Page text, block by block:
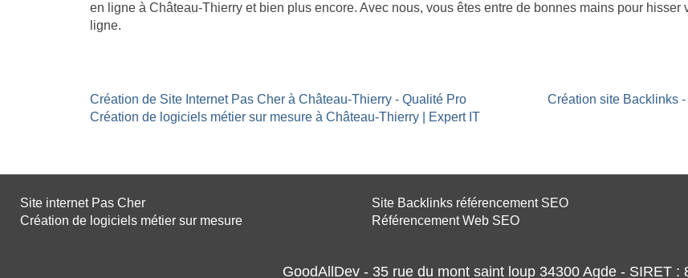
en ligne à Château-Thierry et bien plus encore. Avec nous, vous êtes entre de bonnes mains pour
ligne.
Création de Site Internet Pas Cher à Château-Thierry - Qualité Pro
Création de logiciels métier sur mesure à Château-Thierry | Expert IT
Création site Backlinks
Site internet Pas Cher
Création de logiciels métier sur mesure
Site Backlinks référencement SEO
Référencement Web SEO
GoodAllDev - 35 rue du mont saint loup 34300 Agde - SIRET :